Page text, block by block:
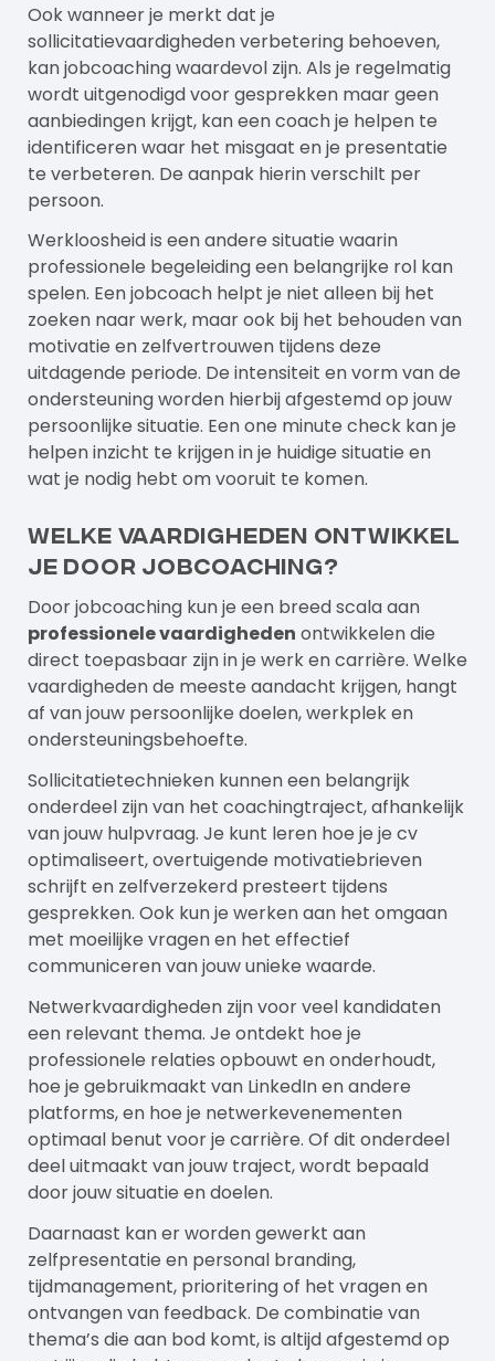
Ook wanneer je merkt dat je
sollicitatievaardigheden verbetering behoeven,
kan jobcoaching waardevol zijn. Als je regelmatig
wordt uitgenodigd voor gesprekken maar geen
aanbiedingen krijgt, kan een coach je helpen te
identificeren waar het misgaat en je presentatie
te verbeteren. De aanpak hierin verschilt per
persoon.
Werkloosheid is een andere situatie waarin
professionele begeleiding een belangrijke rol kan
spelen. Een jobcoach helpt je niet alleen bij het
zoeken naar werk, maar ook bij het behouden van
motivatie en zelfvertrouwen tijdens deze
uitdagende periode. De intensiteit en vorm van de
ondersteuning worden hierbij afgestemd op jouw
persoonlijke situatie. Eenone minute check kan je
helpen inzicht te krijgen in je huidige situatie en
wat je nodig hebt om vooruit te komen.
Welke vaardigheden ontwikkel
je door jobcoaching?
Door jobcoaching kun je een breed scala aan
professionele vaardigheden ontwikkelen die
direct toepasbaar zijn in je werk en carrière. Welke
vaardigheden de meeste aandacht krijgen, hangt
af van jouw persoonlijke doelen, werkplek en
ondersteuningsbehoefte.
Sollicitatietechnieken kunnen een belangrijk
onderdeel zijn van het coachingtraject, afhankelijk
van jouw hulpvraag. Je kunt leren hoe je je cv
optimaliseert, overtuigende motivatiebrieven
schrijft en zelfverzekerd presteert tijdens
gesprekken. Ook kun je werken aan het omgaan
met moeilijke vragen en het effectief
communiceren van jouw unieke waarde.
Netwerkvaardigheden zijn voor veel kandidaten
een relevant thema. Je ontdekt hoe je
professionele relaties opbouwt en onderhoudt,
hoe je gebruikmaakt van LinkedIn en andere
platforms, en hoe je netwerkevenementen
optimaal benut voor je carrière. Of dit onderdeel
deel uitmaakt van jouw traject, wordt bepaald
door jouw situatie en doelen.
Daarnaast kan er worden gewerkt aan
zelfpresentatie en personal branding,
tijdmanagement, prioritering of het vragen en
ontvangen van feedback. De combinatie van
thema’s die aan bod komt, is altijd afgestemd op